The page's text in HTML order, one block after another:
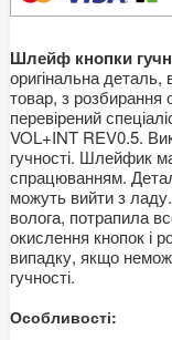
Шлейф кнопки
оригінальна
товар, з розбирання
перевірений
VOL+INT REV0.5.
гучності. Шлейфик
спрацюванням.
можуть вийти з
волога, потрапила
окислення кнопок і
випадку, якщо
гучності.
Особливості: